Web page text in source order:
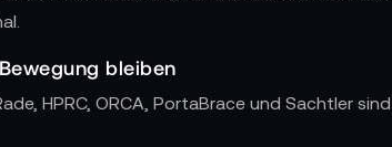
bleiben
HPRC, ORCA, PortaBrace und Sachtler